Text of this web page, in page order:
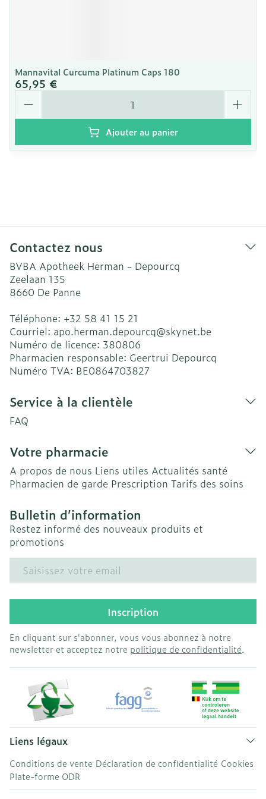
Mannavital Curcuma Platinum Caps 180
65,95 €
Quantité
Ajouter au panier
Contactez nous
BVBA Apotheek Herman - Depourcq
Zeelaan 135
8660 De Panne
Téléphone: +32 58 41 15 21
Courriel: apo.herman.depourcq@skynet.be
Numéro de licence: 380806
Pharmacien responsable: Geertrui Depourcq
Numéro TVA: BE0864703827
Service à la clientèle
FAQ
Votre pharmacie
A propos de nous Liens utiles Actualités santé
Pharmacien de garde Prescription Tarifs des soins
Bulletin d’information
Restez informé des nouveaux produits et
promotions
Adresse mail
Inscription
En cliquant sur s'abonner, vous vous abonnez à notre
newsletter et acceptez notre politique de confidentialité.
Liens légaux
Conditions de vente Déclaration de confidentialité Cookies
Plate-forme ODR